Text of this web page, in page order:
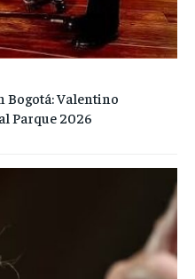
Bogotá: Valentino
Parque 2026